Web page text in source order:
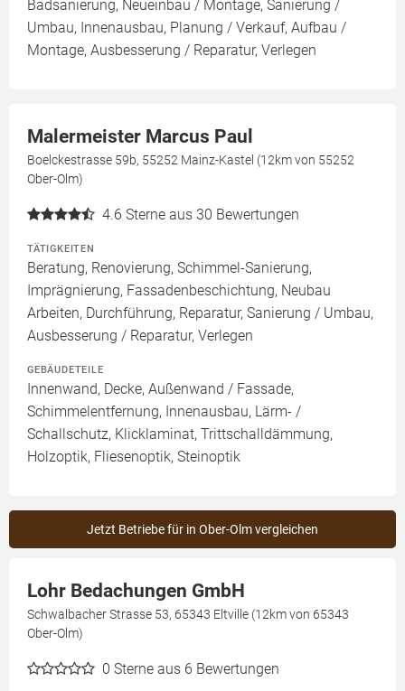
Badsanierung, Neueinbau / Montage, Sanierung /
Umbau, Innenausbau, Planung / Verkauf, Aufbau /
Montage, Ausbesserung / Reparatur, Verlegen
Malermeister Marcus Paul
Boelckestrasse 59b, 55252 Mainz-Kastel (12km von 55252
Ober-Olm)
4.6 Sterne aus 30 Bewertungen
TÄTIGKEITEN
Beratung, Renovierung, Schimmel-Sanierung,
Imprägnierung, Fassadenbeschichtung, Neubau
Arbeiten, Durchführung, Reparatur, Sanierung / Umbau,
Ausbesserung / Reparatur, Verlegen
GEBÄUDETEILE
Innenwand, Decke, Außenwand / Fassade,
Schimmelentfernung, Innenausbau, Lärm- /
Schallschutz, Klicklaminat, Trittschalldämmung,
Holzoptik, Fliesenoptik, Steinoptik
Jetzt Betriebe für in Ober-Olm vergleichen
Lohr Bedachungen GmbH
Schwalbacher Strasse 53, 65343 Eltville (12km von 65343
Ober-Olm)
0 Sterne aus 6 Bewertungen